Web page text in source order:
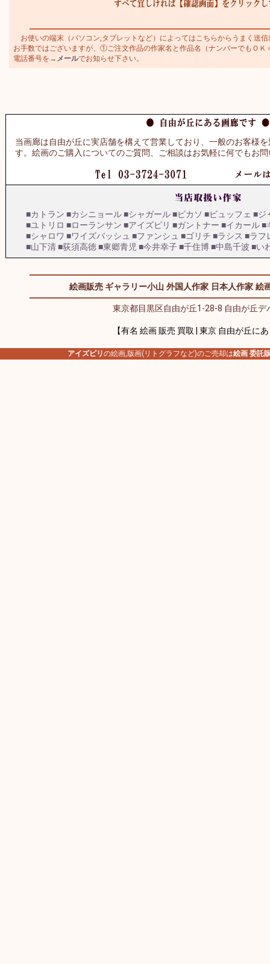
お使いの端末（パソコン,タブレットなど）によってはこちらからうまく送
お手数ではございますが、①ご注文作品の作家名と作品名（ナンバーでもＯ
電話番号を→ メールでお知らせ下さい。
当画廊は自由が丘に実店舗を構えて営業しており、一般のお客様
す。絵画のご購入についてのご質問、ご相談はお気軽に何でもお
■カトラン ■カシニョール■シャガール■ピカソ ■ビュッフェ ■ジ
■ユトリロ ■ローランサン ■アイズピリ ■ガントナー ■イカール■
■シャロワ ■ワイズバッシュ ■ファンシュ ■ゴリチ ■ラシス ■ラフ
■山下清■荻須高徳■東郷青児 ■今井幸子■千住博■中島千波 ■い
絵画販売 ギャラリー小山 外国人作家 日本人作家 絵
東京都目黒区自由が丘1-28-8 自由が丘デ
【有名 絵画 販売 買取 | 東京 自由が丘に
アイズピリの絵画,版画(リトグラフなど)のご売却は絵画 委託